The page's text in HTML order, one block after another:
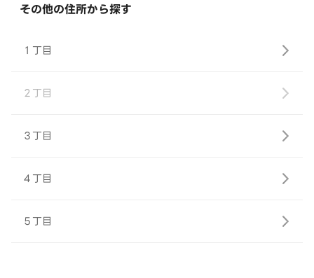
その他の住所から探す
１丁目
２丁目
３丁目
４丁目
５丁目